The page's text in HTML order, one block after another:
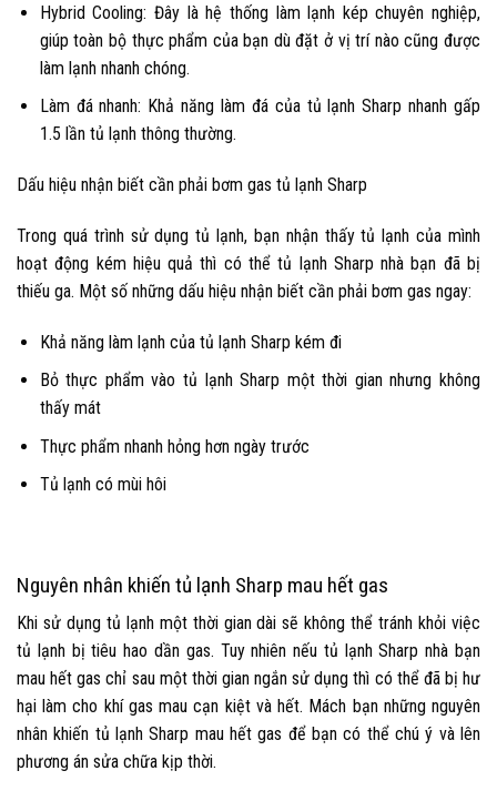
Hybrid Cooling: Đây là hệ thống làm lạnh kép chuyên nghiệp,
giúp toàn bộ thực phẩm của bạn dù đặt ở vị trí nào cũng được
làm lạnh nhanh chóng.
Làm đá nhanh: Khả năng làm đá của tủ lạnh Sharp nhanh gấp
1.5 lần tủ lạnh thông thường.
Dấu hiệu nhận biết cần phải bơm gas tủ lạnh Sharp
Trong quá trình sử dụng tủ lạnh, bạn nhận thấy tủ lạnh của mình
hoạt động kém hiệu quả thì có thể tủ lạnh Sharp nhà bạn đã bị
thiếu ga. Một số những dấu hiệu nhận biết cần phải bơm gas ngay:
Khả năng làm lạnh của tủ lạnh Sharp kém đi
Bỏ thực phẩm vào tủ lạnh Sharp một thời gian nhưng không
thấy mát
Thực phẩm nhanh hỏng hơn ngày trước
Tủ lạnh có mùi hôi
Nguyên nhân khiến tủ lạnh Sharp mau hết gas
Khi sử dụng tủ lạnh một thời gian dài sẽ không thể tránh khỏi việc
tủ lạnh bị tiêu hao dần gas. Tuy nhiên nếu tủ lạnh Sharp nhà bạn
mau hết gas chỉ sau một thời gian ngắn sử dụng thì có thể đã bị hư
hại làm cho khí gas mau cạn kiệt và hết. Mách bạn những nguyên
nhân khiến tủ lạnh Sharp mau hết gas để bạn có thể chú ý và lên
phương án sửa chữa kịp thời.